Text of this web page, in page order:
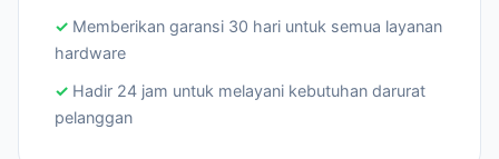
Memberikan garansi 30 hari untuk semua layanan
hardware
Hadir 24 jam untuk melayani kebutuhan darurat
pelanggan